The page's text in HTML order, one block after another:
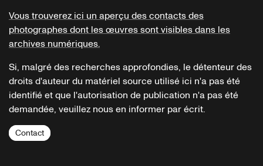
Vous trouverez ici un aperçu des contacts des
photographes dont les œuvres sont visibles dans les
archives numériques.
Si, malgré des recherches approfondies, le détenteur des
droits d'auteur du matériel source utilisé ici n'a pas été
identifié et que l'autorisation de publication n'a pas été
demandée, veuillez nous en informer par écrit.
Contact